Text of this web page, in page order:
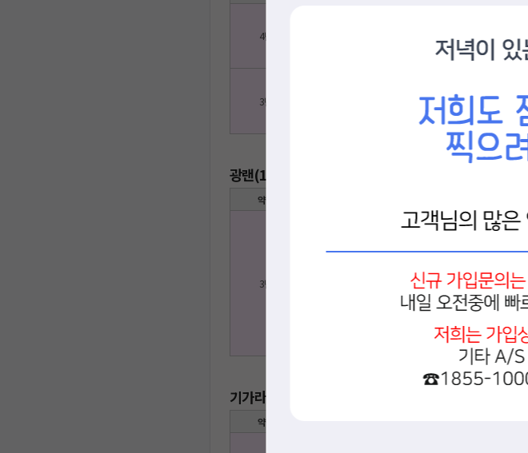
4년 3,500
3년 14,000 3,800
광랜(160M) + Pro 라이트
약정
3년 16,000 3,615
기가라이트(500M) + Pro 라이트
약정